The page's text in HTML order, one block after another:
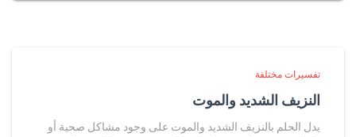
تفسيرات مختلفة
النزيف الشديد والموت
يدل الحلم بالنزيف الشديد والموت على وجود مشاكل صحية أو